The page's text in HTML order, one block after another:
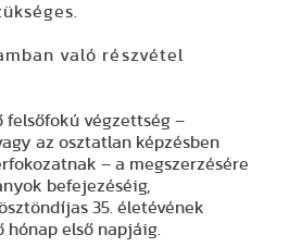
való részvétel
felsőfokú végzettség –
az osztatlan képzésben
– a megszerzésére
befejezéséig,
35. életévének
hónap első napjáig.